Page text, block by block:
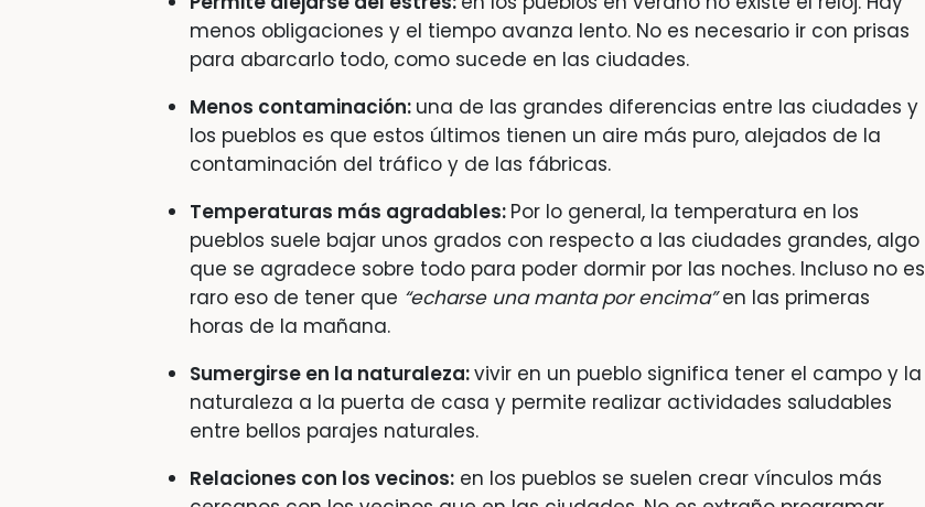
menos obligaciones y el tiempo avanza lento. No es necesario ir con prisas
para abarcarlo todo, como sucede en las ciudades.
Menos contaminación: una de las grandes diferencias entre las ciudades y
los pueblos es que estos últimos tienen un aire más puro, alejados de la
contaminación del tráfico y de las fábricas.
Temperaturas más agradables: Por lo general, la temperatura en los
pueblos suele bajar unos grados con respecto a las ciudades grandes, algo
que se agradece sobre todo para poder dormir por las noches. Incluso no es
raro eso de tener que “echarse una manta por encima”en las primeras
horas de la mañana.
Sumergirse en la naturaleza:vivir en un pueblo significa tener el campo y la
naturaleza a la puerta de casa y permite realizar actividades saludables
entre bellos parajes naturales.
Relaciones con los vecinos: en los pueblos se suelen crear vínculos más